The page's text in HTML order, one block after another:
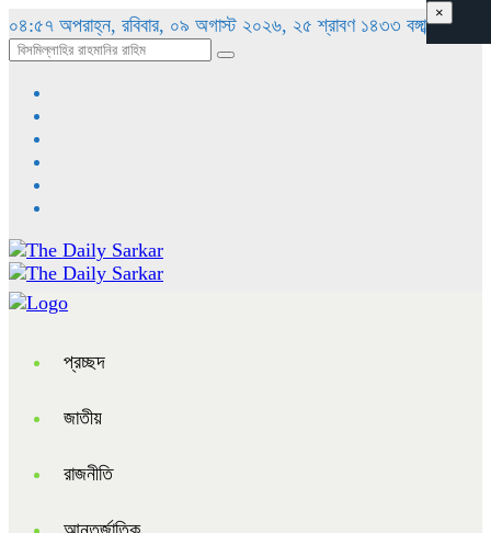
০৪:৫৭ অপরাহ্ন, রবিবার, ০৯ অগাস্ট ২০২৬, ২৫ শ্রাবণ ১৪৩৩ বঙ্গাব্দ
প্রচ্ছদ
জাতীয়
রাজনীতি
×